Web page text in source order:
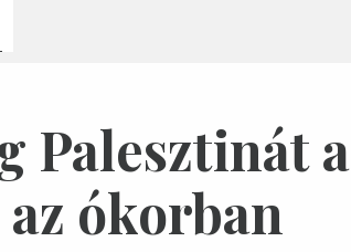
Palesztinát a
ókorban